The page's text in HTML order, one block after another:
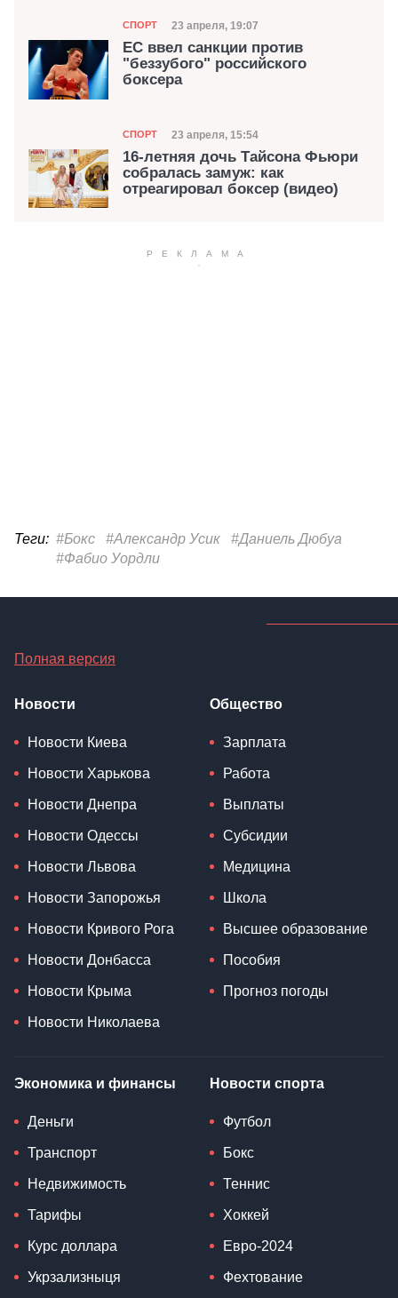
Категория
СПОРТ Дата публикации
23 апреля, 19:07
ЕС ввел санкции против
"беззубого" российского
боксера
Категория
СПОРТ Дата публикации
23 апреля, 15:54
16-летняя дочь Тайсона Фьюри
собралась замуж: как
отреагировал боксер (видео)
Теги: #Бокс #Александр Усик
#Даниель Дюбуа
#Фабио Уордли
Полная версия
Новости
Новости Киева
Новости Харькова
Новости Днепра
Новости Одессы
Новости Львова
Новости Запорожья
Новости Кривого Рога
Новости Донбасса
Новости Крыма
Новости Николаева
Общество
Зарплата
Работа
Выплаты
Субсидии
Медицина
Школа
Высшее образование
Пособия
Прогноз погоды
Экономика и финансы
Деньги
Транспорт
Недвижимость
Тарифы
Курс доллара
Укрзализныця
Новости спорта
Футбол
Бокс
Теннис
Хоккей
Евро-2024
Фехтование